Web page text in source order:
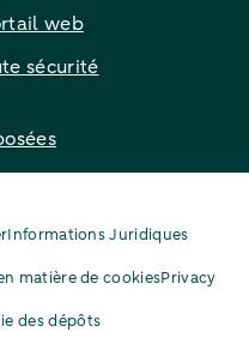
web
sécurité
Informations Juridiques
matière de cookiesPrivacy
des dépôts